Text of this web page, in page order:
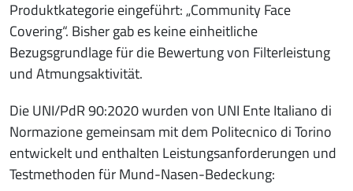
Produktkategorie eingeführt: „Community Face
Covering“. Bisher gab es keine einheitliche
Bezugsgrundlage für die Bewertung von Filterleistung
und Atmungsaktivität.
Die UNI/PdR 90:2020 wurden von UNI Ente Italiano di
Normazione gemeinsam mit dem Politecnico di Torino
entwickelt und enthalten Leistungsanforderungen und
Testmethoden für Mund-Nasen-Bedeckung: